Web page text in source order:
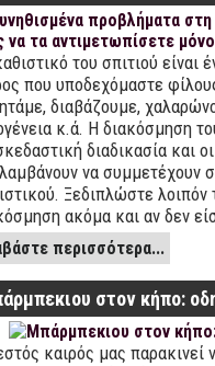
του σπιτιού
που υποδεχόμαστε
διαβάζουμε,
κ.ά. Η διακόσμηση
διαδικασία και
να συμμετέχουν
Ξεδιπλώστε
ακόμα και αν δεν
περισσότερα...
στον κήπο:
καιρός μας